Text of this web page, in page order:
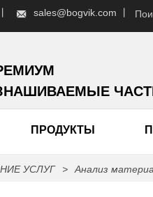
sales@bogvik.com 丨
ПРОДУКТЫ
УСЛУГ > Анализ